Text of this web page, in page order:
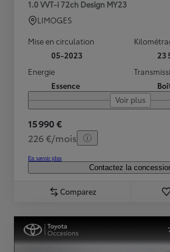
1.0 VVT-i 72ch Design MY23
LIMOGES
Mise en circulation
05-2023
23
Energie
Essence
Voir plus
15 990 €
226 €/mois
En savoir plus
Contactez la
Comparez